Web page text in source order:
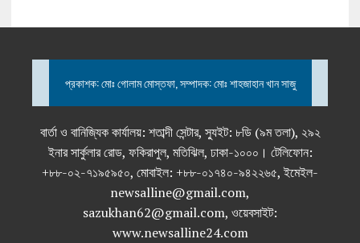
প্রকাশক: মোঃ গোলাম মোস্তফা, সম্পাদক: মোঃ শাহজাহান খান সাজু
বার্তা ও বানিজ্যিক কার্যালয়: শতাব্দী সেন্টার, স্যুইট: ৮ডি (৯ম তলা), ২৯২
ইনার সার্কুলার রোড, ফকিরাপুল, মতিঝিল, ঢাকা-১০০০। টেলিফোন:
+৮৮-০২-৭১৯৫৯৫০, মোবাইল: +৮৮-০১৭৪০-৯৪২২৬৫, ইমেইল-
newsalline@gmail.com,
sazukhan62@gmail.com, ওয়েবসাইট:
www.newsalline24.com